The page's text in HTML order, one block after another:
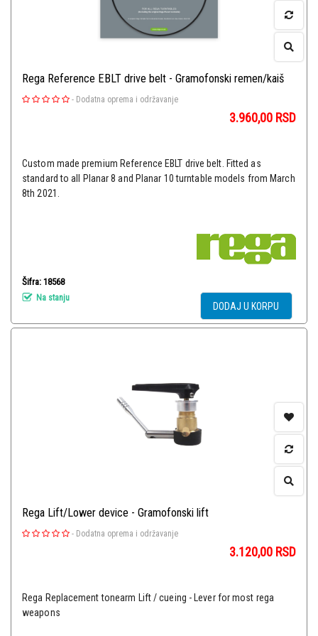
Rega Reference EBLT drive belt - Gramofonski remen/kaiš
- Dodatna oprema i održavanje
3.960,00 RSD
Custom made premium Reference EBLT drive belt. Fitted as
standard to all Planar 8 and Planar 10 turntable models from March
8th 2021.
Šifra: 18568
Na stanju
DODAJ U KORPU
Rega Lift/Lower device - Gramofonski lift
- Dodatna oprema i održavanje
3.120,00 RSD
Rega Replacement tonearm Lift / cueing - Lever for most rega
weapons